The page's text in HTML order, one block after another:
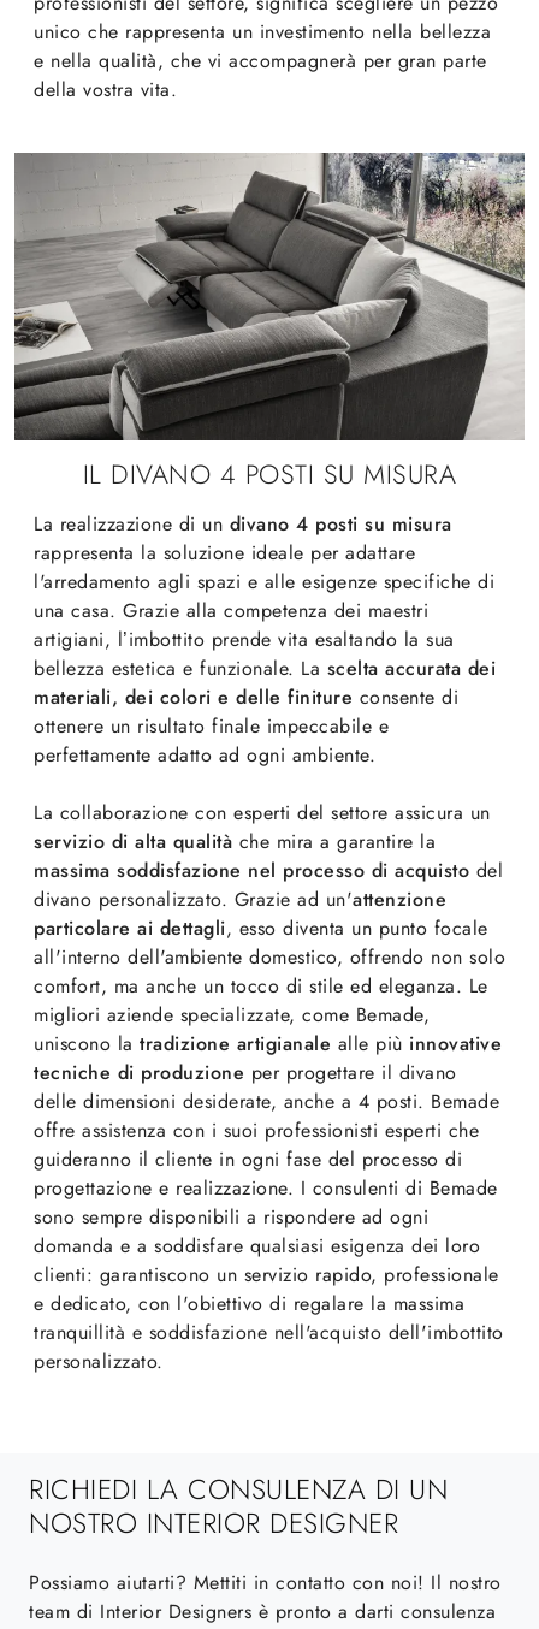
unico che rappresenta un investimento nella bellezza
e nella qualità, che vi accompagnerà per gran parte
della vostra vita.
IL DIVANO 4 POSTI SU MISURA
La realizzazione di un divano 4 posti su misura
rappresenta la soluzione ideale per adattare
l'arredamento agli spazi e alle esigenze specifiche di
una casa. Grazie alla competenza dei maestri
artigiani, l’imbottito prende vita esaltando la sua
bellezza estetica e funzionale. La scelta accurata dei
materiali, dei colori e delle finiture consente di
ottenere un risultato finale impeccabile e
perfettamente adatto ad ogni ambiente.
La collaborazione con esperti del settore assicura un
servizio di alta qualità che mira a garantire la
massima soddisfazione nel processo di acquisto del
divano personalizzato. Grazie ad un'attenzione
particolare ai dettagli, esso diventa un punto focale
all'interno dell'ambiente domestico, offrendo non solo
comfort, ma anche un tocco di stile ed eleganza. Le
migliori aziende specializzate, come Bemade,
uniscono la tradizione artigianale alle più innovative
tecniche di produzione per progettare il divano
delle dimensioni desiderate, anche a 4 posti. Bemade
offre assistenza con i suoi professionisti esperti che
guideranno il cliente in ogni fase del processo di
progettazione e realizzazione. I consulenti di Bemade
sono sempre disponibili a rispondere ad ogni
domanda e a soddisfare qualsiasi esigenza dei loro
clienti: garantiscono un servizio rapido, professionale
e dedicato, con l'obiettivo di regalare la massima
tranquillità e soddisfazione nell'acquisto dell'imbottito
personalizzato.
RICHIEDI LA CONSULENZA DI UN
NOSTRO INTERIOR DESIGNER
Possiamo aiutarti? Mettiti in contatto con noi! Il nostro
team di Interior Designers è pronto a darti consulenza